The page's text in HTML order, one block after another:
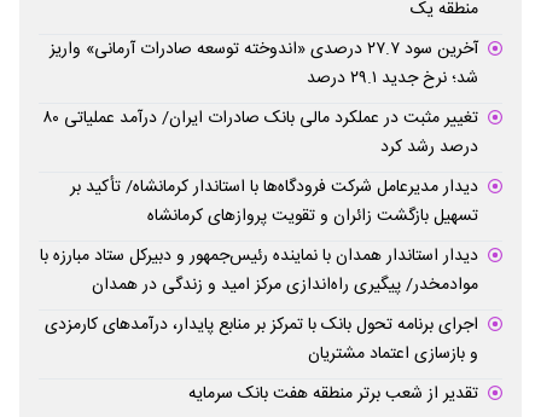
منطقه یک
آخرین سود ۲۷.۷ درصدی «اندوخته توسعه صادرات آرمانی» واریز
شد؛ نرخ جدید ۲۹.۱ درصد
تغییر مثبت در عملکرد مالی بانک صادرات ایران/ درآمد عملیاتی ۸۰
درصد رشد کرد
دیدار مدیرعامل شرکت فرودگاه‌ها با استاندار کرمانشاه/ تأکید بر
تسهیل بازگشت زائران و تقویت پروازهای کرمانشاه
دیدار استاندار همدان با نماینده رئیس‌جمهور و دبیرکل ستاد مبارزه با
موادمخدر/ پیگیری راه‌اندازی مرکز امید و زندگی در همدان
اجرای برنامه تحول بانک با تمرکز بر منابع پایدار، درآمدهای کارمزدی
و بازسازی اعتماد مشتریان
تقدیر از شعب برتر منطقه هفت بانک سرمایه